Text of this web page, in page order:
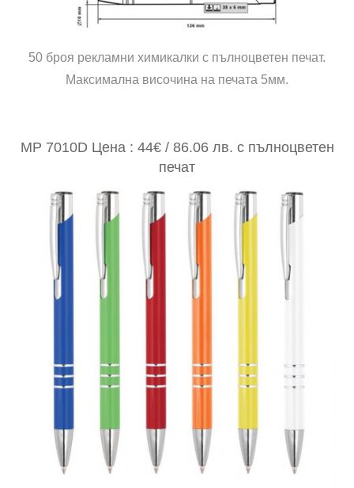
50 броя рекламни химикалки с пълноцветен печат.
Максимална височина на печата 5мм.
MP 7010D Цена : 44€ / 86.06 лв. с пълноцветен
печат